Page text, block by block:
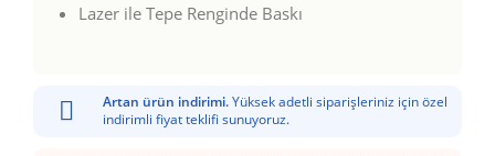
Lazer ile Tepe Renginde Baskı
Artan ürün indirimi.Yüksek adetli siparişleriniz için özel
indirimli fiyat teklifi sunuyoruz.